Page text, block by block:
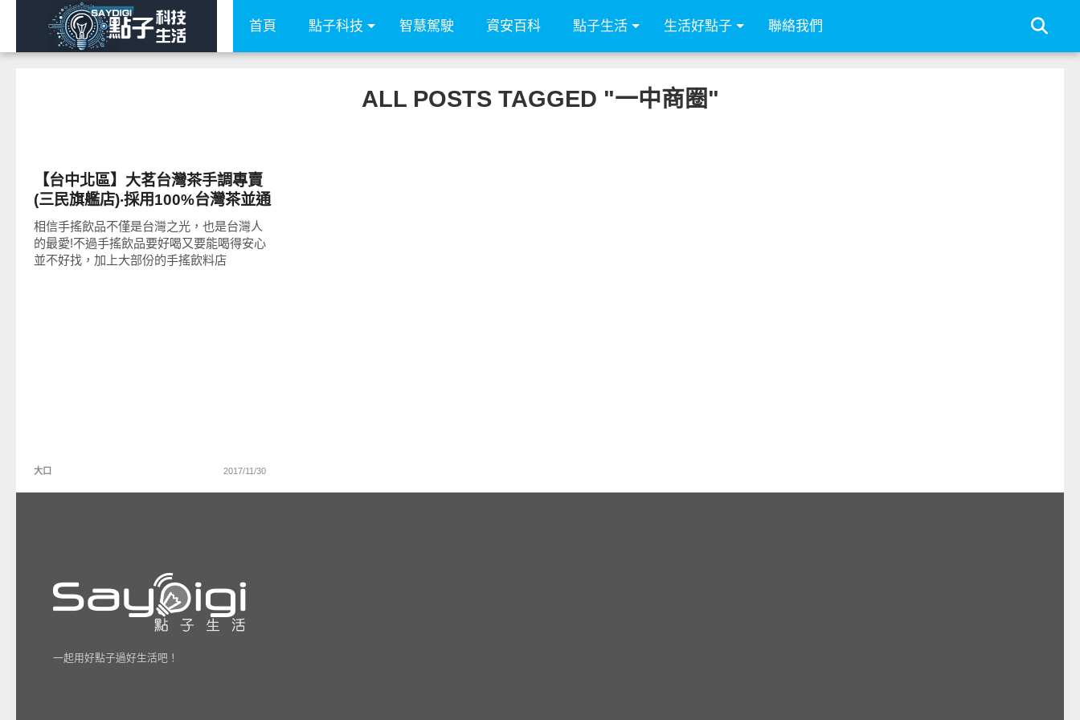
首頁 點子科技 智慧駕駛 資安百科 點子生活 生活好點子 聯絡我們
ALL POSTS TAGGED "一中商圈"
【台中北區】大茗台灣茶手調專賣
(三民旗艦店)‧採用100%台灣茶並通
過SGS檢驗合格!冰滴烏龍、黑糖珍
珠、翡翠葡萄柚、蘋果青茶推薦!
相信手搖飲品不僅是台灣之光，也是台灣人
的最愛!不過手搖飲品要好喝又要能喝得安心
並不好找，加上大部份的手搖飲料店
大口 2017/11/30
一起用好點子過好生活吧！